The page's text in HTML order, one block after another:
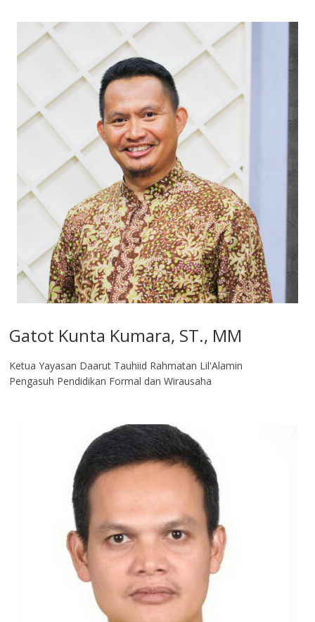
Gatot Kunta Kumara, ST., MM
Ketua Yayasan Daarut Tauhiid Rahmatan Lil'Alamin
Pengasuh Pendidikan Formal dan Wirausaha